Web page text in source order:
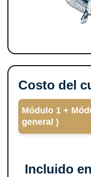
Costo del
Módulo 1 +
general )
Incluido